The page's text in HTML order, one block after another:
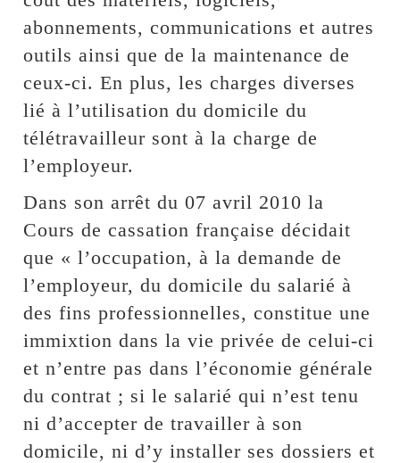
abonnements, communications et autres
outils ainsi que de la maintenance de
ceux-ci. En plus, les charges diverses
lié à l’utilisation du domicile du
télétravailleur sont à la charge de
l’employeur.
Dans son arrêt du 07 avril 2010 la
Cours de cassation française décidait
que « l’occupation, à la demande de
l’employeur, du domicile du salarié à
des fins professionnelles, constitue une
immixtion dans la vie privée de celui-ci
et n’entre pas dans l’économie générale
du contrat ; si le salarié qui n’est tenu
ni d’accepter de travailler à son
domicile, ni d’y installer ses dossiers et